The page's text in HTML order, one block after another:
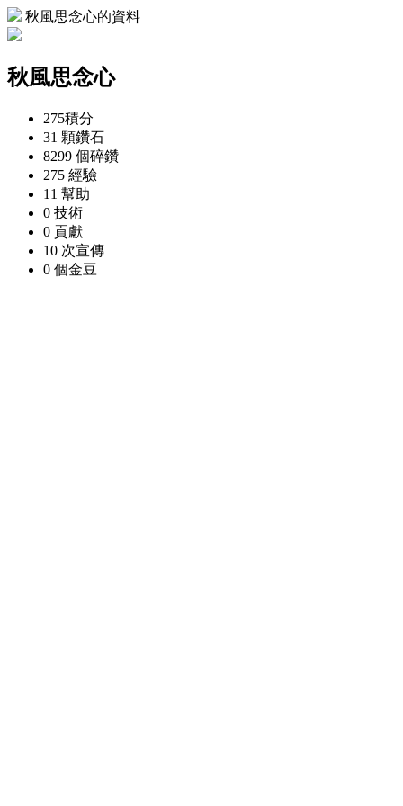
秋風思念心的資料
秋風思念心
275積分
31 顆鑽石
8299 個碎鑽
275 經驗
11 幫助
0 技術
0 貢獻
10 次宣傳
0 個金豆